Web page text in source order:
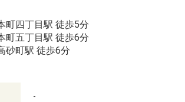
町四丁目駅 徒歩5分
町五丁目駅 徒歩6分
砂町駅 徒歩6分
-